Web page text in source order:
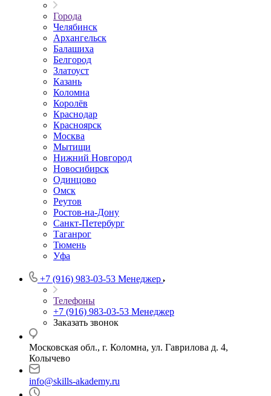
Города
Челябинск
Архангельск
Балашиха
Белгород
Златоуст
Казань
Коломна
Королёв
Краснодар
Красноярск
Москва
Мытищи
Нижний Новгород
Новосибирск
Одинцово
Омск
Реутов
Ростов-на-Дону
Санкт-Петербург
Таганрог
Тюмень
Уфа
+7 (916) 983-03-53 Менеджер
Телефоны
+7 (916) 983-03-53 Менеджер
Заказать звонок
Московская обл., г. Коломна, ул. Гаврилова д. 4,
Колычево
info@skills-akademy.ru